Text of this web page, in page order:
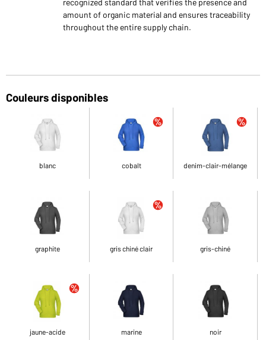
amount of organic material and ensures traceability
throughout the entire supply chain.
Couleurs disponibles
blanc cobalt denim-clair-mélange
graphite gris chiné clair gris-chiné
jaune-acide marine noir